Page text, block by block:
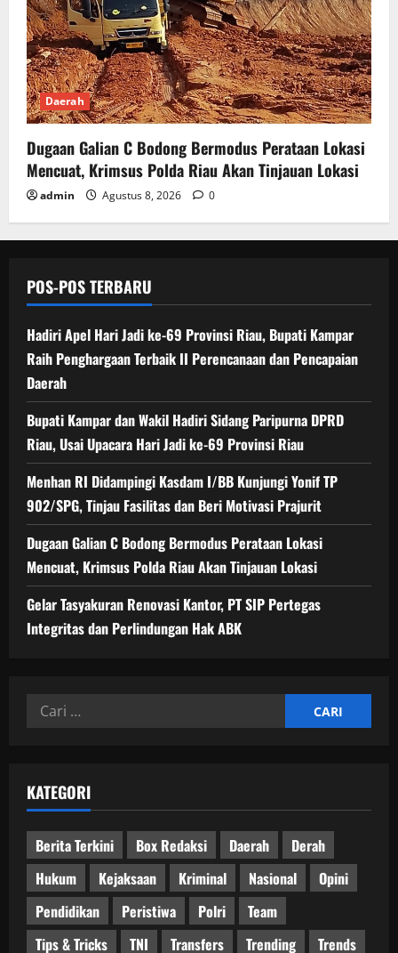
Daerah
Dugaan Galian C Bodong Bermodus Perataan Lokasi
Mencuat, Krimsus Polda Riau Akan Tinjauan Lokasi
admin Agustus 8, 2026 0
POS-POS TERBARU
Hadiri Apel Hari Jadi ke-69 Provinsi Riau, Bupati Kampar
Raih Penghargaan Terbaik II Perencanaan dan Pencapaian
Daerah
Bupati Kampar dan Wakil Hadiri Sidang Paripurna DPRD
Riau, Usai Upacara Hari Jadi ke-69 Provinsi Riau
Menhan RI Didampingi Kasdam I/BB Kunjungi Yonif TP
902/SPG, Tinjau Fasilitas dan Beri Motivasi Prajurit
Dugaan Galian C Bodong Bermodus Perataan Lokasi
Mencuat, Krimsus Polda Riau Akan Tinjauan Lokasi
Gelar Tasyakuran Renovasi Kantor, PT SIP Pertegas
Integritas dan Perlindungan Hak ABK
Cari
KATEGORI
Berita Terkini Box Redaksi Daerah
Derah
Hukum
Kejaksaan Kriminal Nasional
Opini
Pendidikan
Peristiwa Polri
Team
Tips & Tricks
TNI Transfers Trending Trends